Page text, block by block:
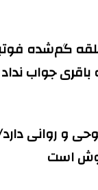
گم‌شده
جواب نداد
و روانی
است